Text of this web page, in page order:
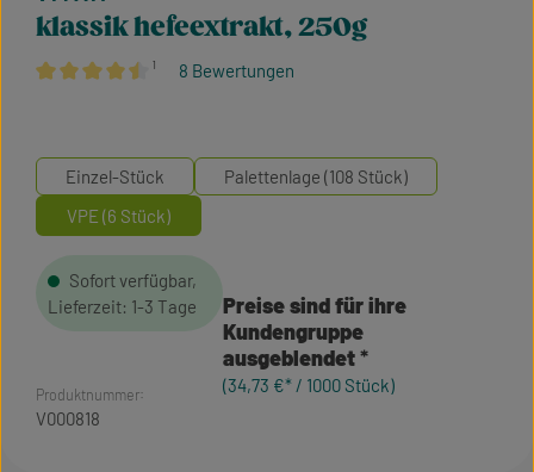
¹ 8 Bewertungen
klassik hefeextrakt, 250g
Preise sind für ihre
Kundengruppe
ausgeblendet
(34,73 €* / 1000 Stück)
Sofort verfügbar,
Lieferzeit: 1-3 Tage
Einzel-Stück
Palettenlage (108 Stück)
VPE (6 Stück)
Produktnummer:
V000818